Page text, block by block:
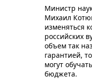
Министр
Михаил
изменяться
российских
объем так
гарантией,
могут
бюджета.